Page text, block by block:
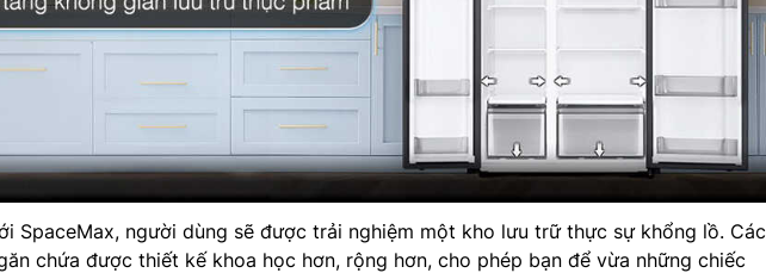
SpaceMax, người dùng sẽ được trải nghiệm một kho lưu trữ thực sự khổng lồ. Các
chứa được thiết kế khoa học hơn, rộng hơn, cho phép bạn để vừa những chiếc